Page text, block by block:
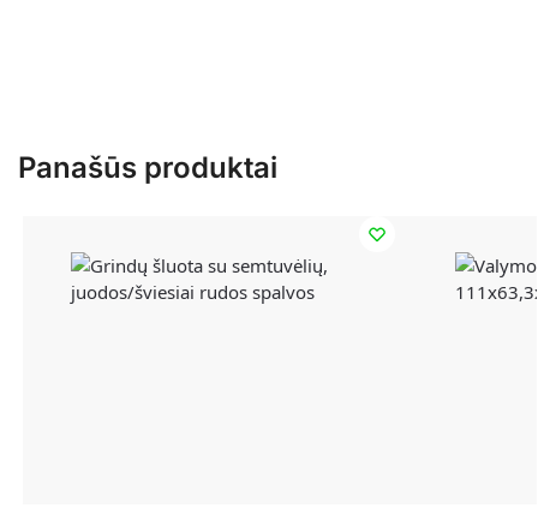
Panašūs produktai